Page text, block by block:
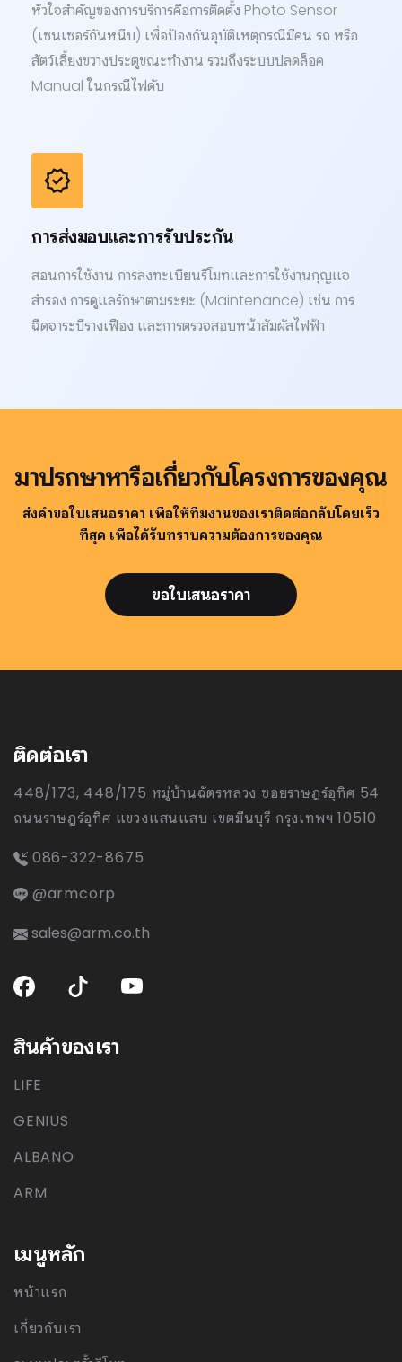
หัวใจสำคัญของการบริการคือการติดตั้ง Photo Sensor
(เซนเซอร์กันหนีบ) เพื่อป้องกันอุบัติเหตุกรณีมีคน รถ หรือ
สัตว์เลี้ยงขวางประตูขณะทำงาน รวมถึงระบบปลดล็อค
Manual ในกรณีไฟดับ
verified
การส่งมอบและการรับประกัน
สอนการใช้งาน การลงทะเบียนรีโมทและการใช้งานกุญแจ
สำรอง การดูแลรักษาตามระยะ (Maintenance) เช่น การ
ฉีดจาระบีรางเฟือง และการตรวจสอบหน้าสัมผัสไฟฟ้า
มาปรึกษาหารือเกี่ยวกับโครงการของคุณ
ส่งคำขอใบเสนอราคา เพื่อให้ทีมงานของเราติดต่อกลับโดยเร็ว
ที่สุด เพื่อได้รับทราบความต้องการของคุณ
ขอใบเสนอราคา
ติดต่อเรา
448/173, 448/175 หมู่บ้านฉัตรหลวง ซอยราษฎร์อุทิศ 54
ถนนราษฎร์อุทิศ แขวงแสนแสบ เขตมีนบุรี กรุงเทพฯ 10510
086-322-8675
@armcorp
sales@arm.co.th
สินค้าของเรา
LIFE
GENIUS
ALBANO
ARM
เมนูหลัก
หน้าแรก
เกี่ยวกับเรา